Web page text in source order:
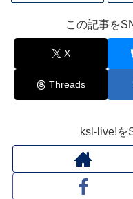
この記事を
X
Threads
ksl-live!を